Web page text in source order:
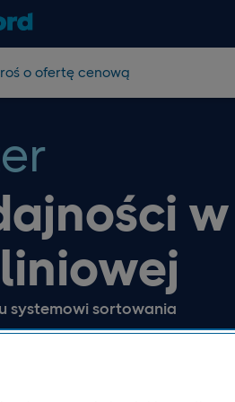
o ofertę cenową
systemowi sortowania